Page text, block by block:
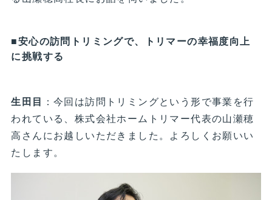
■安心の訪問トリミングで、トリマーの幸福度向上
に挑戦する
生田目 ：今回は訪問トリミングという形で事業を行
われている、株式会社ホームトリマー代表の山瀬穂
高さんにお越しいただきました。よろしくお願いい
たします。